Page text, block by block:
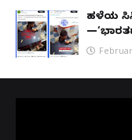
ಹಳೆಯ